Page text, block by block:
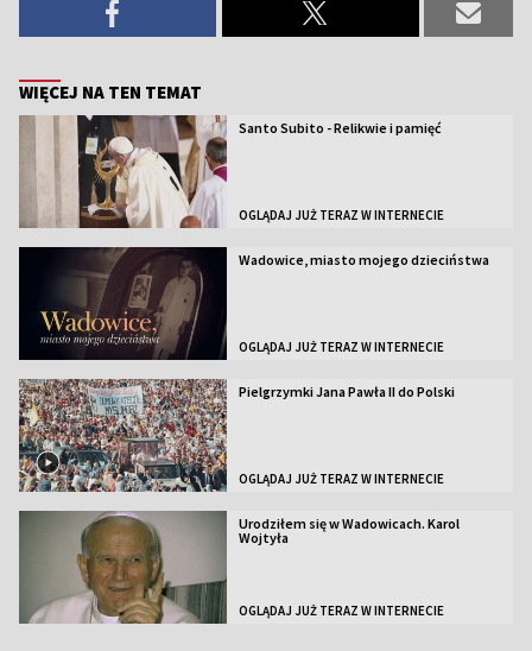
WIĘCEJ NA TEN TEMAT
Santo Subito - Relikwie i pamięć
OGLĄDAJ JUŻ TERAZ W INTERNECIE
Wadowice, miasto mojego dzieciństwa
OGLĄDAJ JUŻ TERAZ W INTERNECIE
Pielgrzymki Jana Pawła II do Polski
OGLĄDAJ JUŻ TERAZ W INTERNECIE
Urodziłem się w Wadowicach. Karol
Wojtyła
OGLĄDAJ JUŻ TERAZ W INTERNECIE